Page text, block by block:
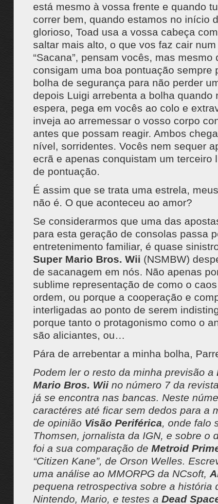
está mesmo à vossa frente e quando
correr bem, quando estamos no início
glorioso, Toad usa a vossa cabeça
saltar mais alto, o que vos faz cair
“Sacana”, pensam vocês, mas mesmo
consigam uma boa pontuação sempre
bolha de segurança para não perder
depois Luigi arrebenta a bolha quando
espera, pega em vocês ao colo e
inveja ao arremessar o vosso corpo
antes que possam reagir. Ambos
nível, sorridentes. Vocês nem sequer
ecrã e apenas conquistam um terceiro
de pontuação.
É assim que se trata uma estrela,
não é. O que aconteceu ao amor?
Se considerarmos que uma das
para esta geração de consolas passa
entretenimento familiar, é quase
Super Mario Bros. Wii (NSMBW)
de sacanagem em nós. Não apenas
sublime representação de como o
ordem, ou porque a cooperação e
interligadas ao ponto de serem
porque tanto o protagonismo como o
são aliciantes, ou…
Pára de arrebentar a minha bolha,
Podem ler o resto da minha previsão a
Mario Bros. Wiino número 7 da
já se encontra nas bancas. Neste
caractéres até ficar sem dedos para a
de opinião Visão Periférica, onde falo
Thomsen, jornalista da IGN, e sobre o
foi a sua comparação de Metroid
“Citizen Kane”, de Orson Welles.
uma análise ao MMORPG da NCsoft,
pequena retrospectiva sobre a história
Nintendo, Mario, e testes a Dead